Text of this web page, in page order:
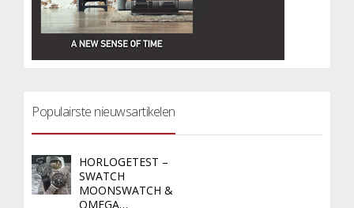
Populairste nieuwsartikelen
HORLOGETEST –
SWATCH
MOONSWATCH &
OMEGA…